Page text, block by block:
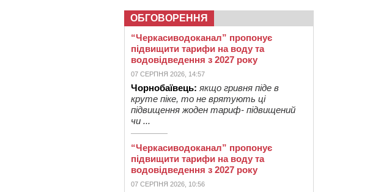
ОБГОВОРЕННЯ
“Черкасиводоканал” пропонує
підвищити тарифи на воду та
водовідведення з 2027 року
07 СЕРПНЯ 2026, 14:57
Чорнобаївець: якщо гривня піде в
круте піке, то не врятують ці
підвищення жоден тариф- підвищений
чи ...
“Черкасиводоканал” пропонує
підвищити тарифи на воду та
водовідведення з 2027 року
07 СЕРПНЯ 2026, 10:56